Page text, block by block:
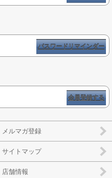
パスワードリマインダー
会員登録する
メルマガ登録
サイトマップ
店舗情報